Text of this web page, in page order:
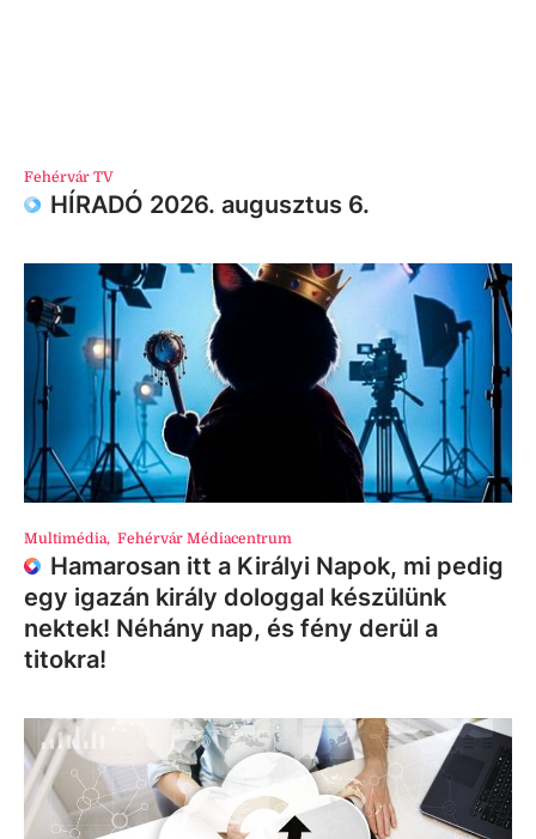
Fehérvár TV
HÍRADÓ 2026. augusztus 6.
Multimédia, Fehérvár Médiacentrum
Hamarosan itt a Királyi Napok, mi pedig
egy igazán király dologgal készülünk
nektek! Néhány nap, és fény derül a
titokra!